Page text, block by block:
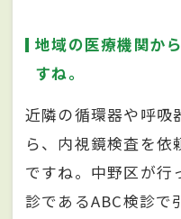
地域の医療機関か
すね。
近隣の循環器や呼吸
ら、内視鏡検査を依
ですね。中野区が行
診であるABC検診で